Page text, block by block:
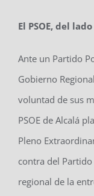
El PSOE, del
Ante un Partido
Gobierno
voluntad de sus
PSOE de Alcalá
Pleno
contra del
regional de la